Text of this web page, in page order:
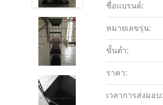
ชื่อแบรนด์:
หมายเลขรุ่น:
ขั้นต่ำ:
ราคา:
เวลาการส่งมอบ: